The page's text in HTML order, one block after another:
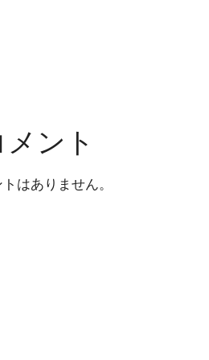
ント
はありません。